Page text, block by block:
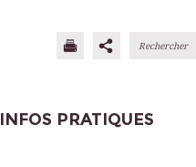
INFOS PRATIQUES